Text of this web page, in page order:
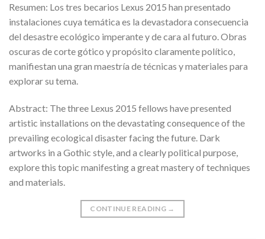
Resumen: Los tres becarios Lexus 2015 han presentado
instalaciones cuya temática es la devastadora consecuencia
del desastre ecológico imperante y de cara al futuro. Obras
oscuras de corte gótico y propósito claramente político,
manifiestan una gran maestría de técnicas y materiales para
explorar su tema.
Abstract: The three Lexus 2015 fellows have presented
artistic installations on the devastating consequence of the
prevailing ecological disaster facing the future. Dark
artworks in a Gothic style, and a clearly political purpose,
explore this topic manifesting a great mastery of techniques
and materials.
CONTINUE READING →